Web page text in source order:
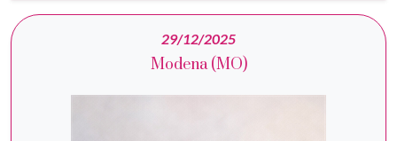
29/12/2025
Modena (MO)